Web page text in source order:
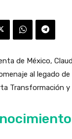
de México,
al legado
Transformación